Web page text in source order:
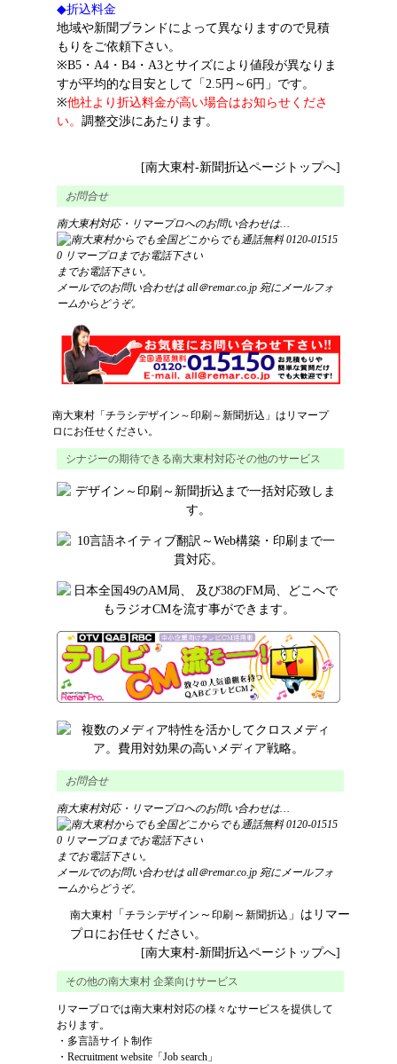
◆折込料金
地域や新聞ブランドによって異なりますので見積
もりをご依頼下さい。
※B5・A4・B4・A3とサイズにより値段が異なりま
すが平均的な目安として「2.5円～6円」です。
※他社より折込料金が高い場合はお知らせくださ
い。 調整交渉にあたります。
[南大東村-新聞折込ページトップへ]
お問合せ
南大東村対応・リマープロへのお問い合わせは…
までお電話下さい。
メールでのお問い合わせはall＠remar.co.jp 宛にメールフォ
ームからどうぞ。
南大東村 「 チラシデザイン ～印刷 ～新聞折込 」はリマープ
ロにお任せください。
シナジーの期待できる南大東村対応その他のサービス
お問合せ
南大東村対応・リマープロへのお問い合わせは…
までお電話下さい。
メールでのお問い合わせはall＠remar.co.jp 宛にメールフォ
ームからどうぞ。
南大東村 「チラシデザイン ～ 印刷 ～ 新聞折込 」はリマー
プロにお任せください。
[南大東村-新聞折込ページトップへ]
その他の南大東村 企業向けサービス
リマープロでは南大東村対応の様々なサービスを提供して
おります。
・ 多言語サイト制作
・ Recruitment website「Job search」